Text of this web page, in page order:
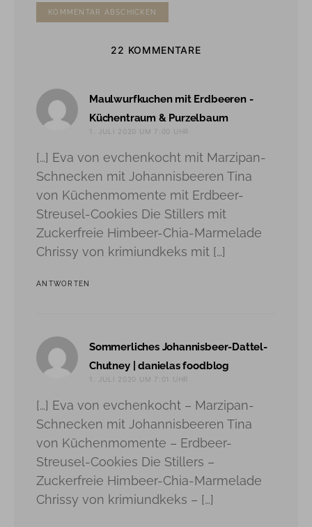
22 KOMMENTARE
Maulwurfkuchen mit Erdbeeren -
Küchentraum & Purzelbaum
1. JULI 2020 UM 7:00 UHR
[…] Eva von evchenkocht mit Marzipan-
Schnecken mit Johannisbeeren Tina
von Küchenmomente mit Erdbeer-
Streusel-Cookies Die Stillers mit
Zuckerfreie Himbeer-Chia-Marmelade
Chrissy von krimiundkeks mit […]
ANTWORTEN
Sommerliches Johannisbeer-Dattel-
Chutney | danielas foodblog
1. JULI 2020 UM 7:01 UHR
[…] Eva von evchenkocht – Marzipan-
Schnecken mit Johannisbeeren Tina
von Küchenmomente – Erdbeer-
Streusel-Cookies Die Stillers –
Zuckerfreie Himbeer-Chia-Marmelade
Chrissy von krimiundkeks – […]